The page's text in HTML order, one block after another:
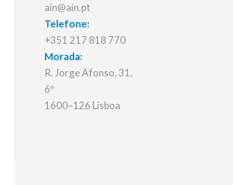
ain@ain.pt
Telefone:
+351 217 818 770
Morada:
R. Jorge Afonso, 31,
6º
1600–126 Lisboa